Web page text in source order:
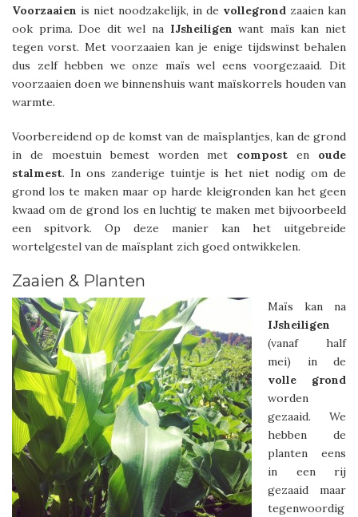
Voorzaaien is niet noodzakelijk, in de vollegrond zaaien kan
ook prima. Doe dit wel na IJsheiligen want maïs kan niet
tegen vorst. Met voorzaaien kan je enige tijdswinst behalen
dus zelf hebben we onze maïs wel eens voorgezaaid. Dit
voorzaaien doen we binnenshuis want maïskorrels houden van
warmte.
Voorbereidend op de komst van de maïsplantjes, kan de grond
in de moestuin bemest worden met compost en oude
stalmest. In ons zanderige tuintje is het niet nodig om de
grond los te maken maar op harde kleigronden kan het geen
kwaad om de grond los en luchtig te maken met bijvoorbeeld
een spitvork. Op deze manier kan het uitgebreide
wortelgestel van de maïsplant zich goed ontwikkelen.
Zaaien & Planten
Maïs kan na
IJsheiligen
(vanaf half
mei) in de
volle
grond
worden
gezaaid. We
hebben de
planten eens
in een rij
gezaaid maar
tegenwoordig